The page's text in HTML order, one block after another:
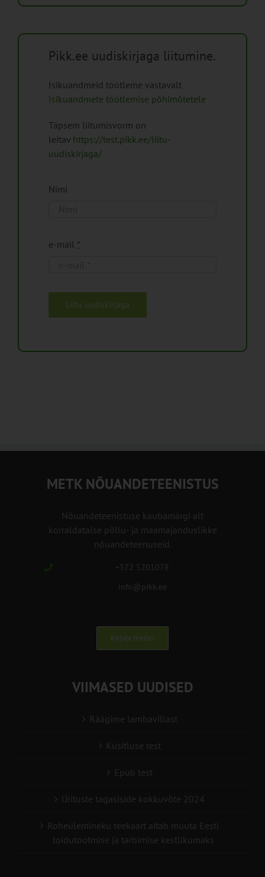
Pikk.ee uudiskirjaga liitumine.
Isikuandmeid töötleme vastavalt
Isikuandmete töötlemise põhimõtetele
Täpsem liitumisvorm on
leitav https://test.pikk.ee/liitu-
uudiskirjaga/
Nimi
e-mail *
Liitu uudiskirjaga
METK NÕUANDETEENISTUS
Nõuandeteenistuse kaubamärgi alt
korraldatalse põllu- ja maamajanduslikke
nõuandeteenuseid.
+372 5201078
info@pikk.ee
Kirjuta meile!
VIIMASED UUDISED
Räägime lambavillast
Küsitluse test
Epub test
Ürituste tagasiside kokkuvõte 2024
Roheülemineku teekaart aitab muuta Eesti
toidutootmise ja tarbimise kestlikumaks